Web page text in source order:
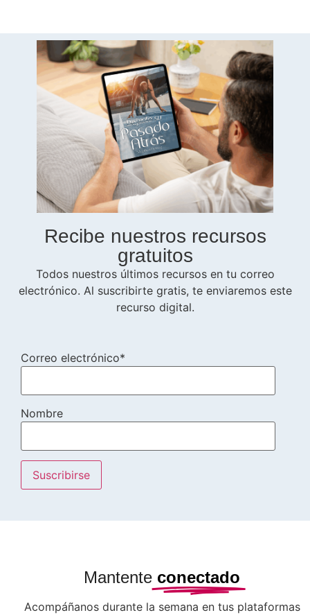
Recibe nuestros recursos
gratuitos
Todos nuestros últimos recursos en tu correo
electrónico. Al suscribirte gratis, te enviaremos este
recurso digital.
Correo electrónico*
Nombre
Mantente conectado
Acompáñanos durante la semana en tus plataformas